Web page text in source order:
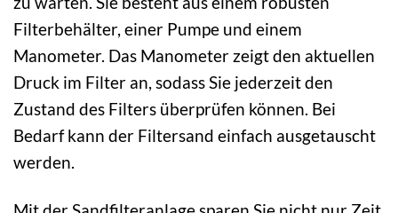
Filterbehälter, einer Pumpe und einem
Manometer. Das Manometer zeigt den aktuellen
Druck im Filter an, sodass Sie jederzeit den
Zustand des Filters überprüfen können. Bei
Bedarf kann der Filtersand einfach ausgetauscht
werden.